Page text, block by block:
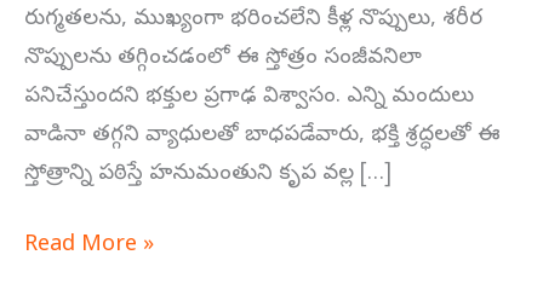
రుగ్మతలను, ముఖ్యంగా భరించలేని కీళ్ల నొప్పులు, శరీర
నొప్పులను తగ్గించడంలో ఈ స్తోత్రం సంజీవనిలా
పనిచేస్తుందని భక్తుల ప్రగాఢ విశ్వాసం. ఎన్ని మందులు
వాడినా తగ్గని వ్యాధులతో బాధపడేవారు, భక్తి శ్రద్ధలతో ఈ
స్తోత్రాన్ని పఠిస్తే హనుమంతుని కృప వల్ల […]
Read More »